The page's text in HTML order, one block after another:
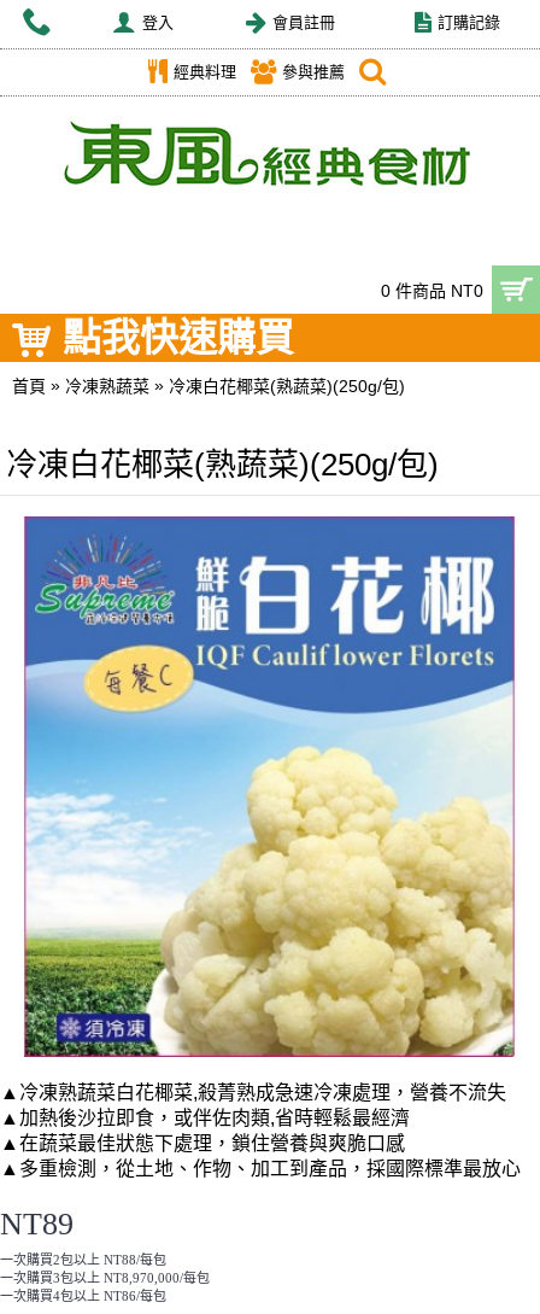
登入 會員註冊 訂購記錄
經典料理 參與推薦
0 件商品 NT0
點我快速購買
首頁 » 冷凍熟蔬菜 » 冷凍白花椰菜(熟蔬菜)(250g/包)
冷凍白花椰菜(熟蔬菜)(250g/包)
▲ 冷凍熟蔬菜白花椰菜,殺菁熟成急速冷凍處理，營養不流失
▲加熱後沙拉即食，或伴佐肉類,省時輕鬆最經濟
▲在蔬菜最佳狀態下處理，鎖住營養與爽脆口感
▲多重檢測，從土地、作物、加工到產品，採國際標準最放心
NT89
一次購買2包以上 NT88/每包
一次購買3包以上 NT8,970,000/每包
一次購買4包以上 NT86/每包